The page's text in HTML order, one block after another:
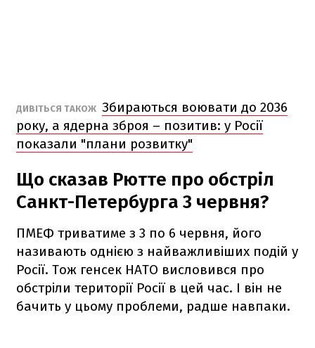
ДИВІТЬСЯ ТАКОЖ Збираються воювати до 2036
року, а ядерна зброя – позитив: у Росії
показали "плани розвитку"
Що сказав Рютте про обстріл
Санкт-Петербурга 3 червня?
ПМЕФ триватиме з 3 по 6 червня, його
називають однією з найважливіших подій у
Росії. Тож генсек НАТО висловився про
обстріли території Росії в цей час. І він не
бачить у цьому проблеми, радше навпаки.